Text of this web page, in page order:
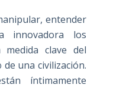
entender
innovadora los
clave del
una civilización.
íntimamente